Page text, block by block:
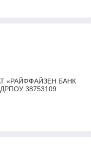
АТ «РАЙФФАЙЗЕН БАНК
38753109